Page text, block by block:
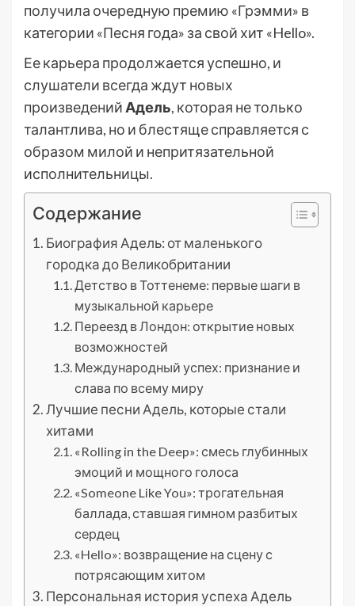
получила очередную премию «Грэмми» в
категории «Песня года» за свой хит «Hello».
Ее карьера продолжается успешно, и
слушатели всегда ждут новых
произведений Адель, которая не только
талантлива, но и блестяще справляется с
образом милой и непритязательной
исполнительницы.
Содержание
Биография Адель: от маленького
городка до Великобритании
Детство в Тоттенеме: первые шаги в
музыкальной карьере
Переезд в Лондон: открытие новых
возможностей
Международный успех: признание и
слава по всему миру
Лучшие песни Адель, которые стали
хитами
«Rolling in the Deep»: смесь глубинных
эмоций и мощного голоса
«Someone Like You»: трогательная
баллада, ставшая гимном разбитых
сердец
«Hello»: возвращение на сцену с
потрясающим хитом
Персональная история успеха Адель